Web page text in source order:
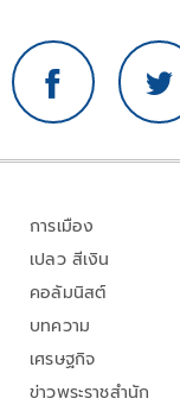
การเมือง
เปลว สีเงิน
คอลัมนิสต์
บทความ
เศรษฐกิจ
ข่าวพระราชสำนัก